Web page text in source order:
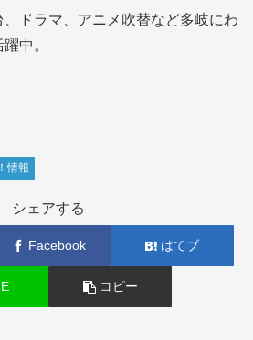
ドラマ、アニメ吹替など多岐にわ
中。
情報
シェアする
Facebook はてブ
コピー